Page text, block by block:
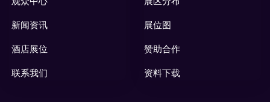
新闻资讯
酒店展位
联系我们
展位图
赞助合作
资料下载